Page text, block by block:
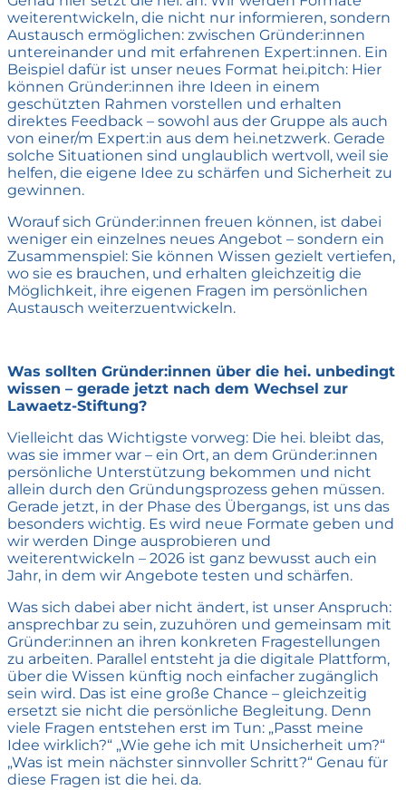
weiterentwickeln, die nicht nur informieren, sondern
Austausch ermöglichen: zwischen Gründer:innen
untereinander und mit erfahrenen Expert:innen. Ein
Beispiel dafür ist unser neues Format hei.pitch: Hier
können Gründer:innen ihre Ideen in einem
geschützten Rahmen vorstellen und erhalten
direktes Feedback – sowohl aus der Gruppe als auch
von einer/m Expert:in aus dem hei.netzwerk. Gerade
solche Situationen sind unglaublich wertvoll, weil sie
helfen, die eigene Idee zu schärfen und Sicherheit zu
gewinnen.
Worauf sich Gründer:innen freuen können, ist dabei
weniger ein einzelnes neues Angebot – sondern ein
Zusammenspiel: Sie können Wissen gezielt vertiefen,
wo sie es brauchen, und erhalten gleichzeitig die
Möglichkeit, ihre eigenen Fragen im persönlichen
Austausch weiterzuentwickeln.
Was sollten Gründer:innen über die hei. unbedingt
wissen – gerade jetzt nach dem Wechsel zur
Lawaetz-Stiftung?
Vielleicht das Wichtigste vorweg: Die hei. bleibt das,
was sie immer war – ein Ort, an dem Gründer:innen
persönliche Unterstützung bekommen und nicht
allein durch den Gründungsprozess gehen müssen.
Gerade jetzt, in der Phase des Übergangs, ist uns das
besonders wichtig. Es wird neue Formate geben und
wir werden Dinge ausprobieren und
weiterentwickeln – 2026 ist ganz bewusst auch ein
Jahr, in dem wir Angebote testen und schärfen.
Was sich dabei aber nicht ändert, ist unser Anspruch:
ansprechbar zu sein, zuzuhören und gemeinsam mit
Gründer:innen an ihren konkreten Fragestellungen
zu arbeiten. Parallel entsteht ja die digitale Plattform,
über die Wissen künftig noch einfacher zugänglich
sein wird. Das ist eine große Chance – gleichzeitig
ersetzt sie nicht die persönliche Begleitung. Denn
viele Fragen entstehen erst im Tun: „Passt meine
Idee wirklich?“ „Wie gehe ich mit Unsicherheit um?“
„Was ist mein nächster sinnvoller Schritt?“ Genau für
diese Fragen ist die hei. da.